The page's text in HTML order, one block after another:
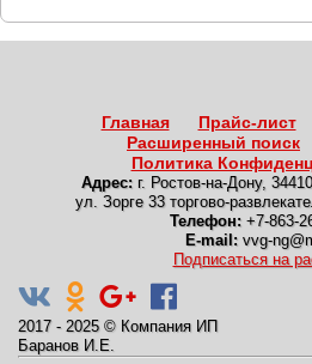
Главная Прайс-лист
Расширенный поиск
Политика
Адрес: г. Ростов-на-Дону,
ул. Зорге 33 торгово-
Телефон: +7-863-
E-mail: vvg-
Подписаться на
2017 - 2025 © Компания ИП
Баранов И.Е.